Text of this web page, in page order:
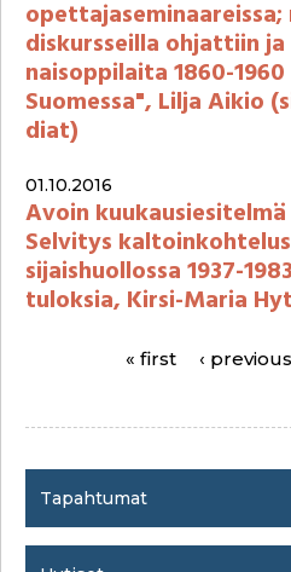
diskursseilla ohjattiin
naisoppilaita 1860-
Suomessa", Lilja Aikio
diat)
01.10.2016
Avoin kuukausiesitelmä
Selvitys
sijaishuollossa 1937-
tuloksia, Kirsi-Maria
a
e
« first ‹ previous
Tapahtumat